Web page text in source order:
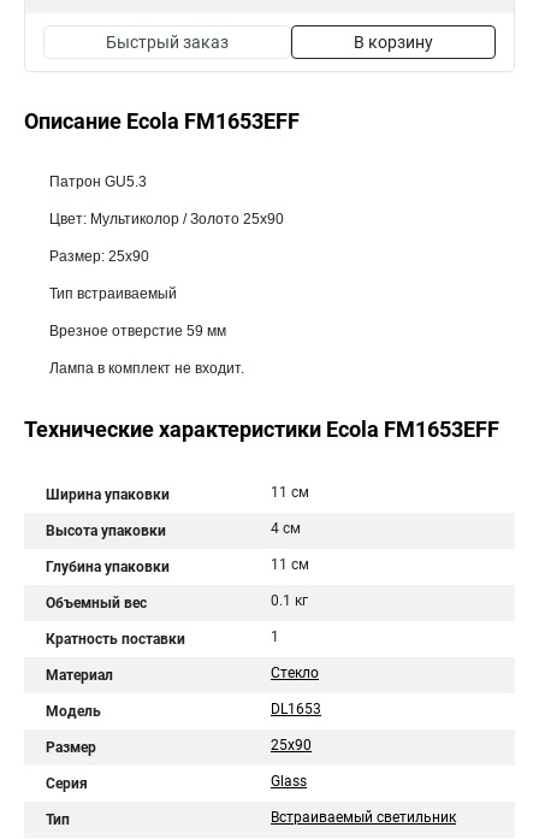
Быстрый заказ В корзину
Описание Ecola FM1653EFF
Патрон GU5.3
Цвет: Мультиколор / Золото 25x90
Размер: 25x90
Тип встраиваемый
Врезное отверстие 59 мм
Лампа в комплект не входит.
Технические характеристики Ecola FM1653EFF
Ширина упаковки 11 см
Высота упаковки 4 см
Глубина упаковки 11 см
Объемный вес 0.1 кг
Кратность поставки 1
Материал Стекло
Модель DL1653
Размер 25x90
Серия Glass
Тип Встраиваемый светильник